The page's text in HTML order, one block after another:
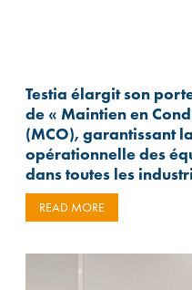
Testia élargit son
de « Maintien en
(MCO), garantissant
opérationnelle des
dans toutes les
READ MORE